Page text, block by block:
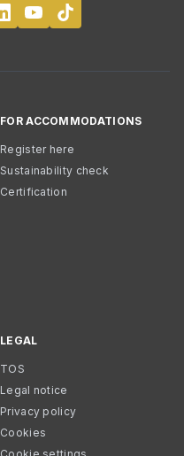
FOR ACCOMMODATIONS
Register here
Sustainability check
Certification
LEGAL
TOS
Legal notice
Privacy policy
Cookies